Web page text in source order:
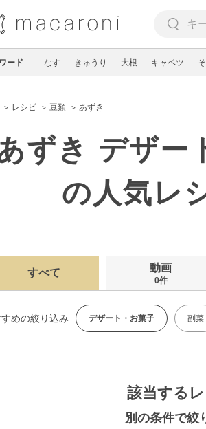
ード なす きゅうり 大根 キャベツ
レシピ 豆類 あずき
ずき デザー
の人気レ
すべて 動画
0件
めの絞り込み デザート・お菓子 副菜
該当する
別の条件で絞